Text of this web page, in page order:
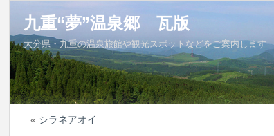
九重“夢”温泉郷 瓦版
大分県・九重の温泉旅館や観光スポットなどをご案内します
« シラネアオイ